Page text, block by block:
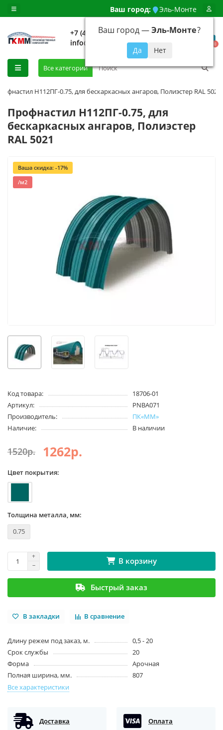
Ваш город: Эль-Монте
Ваш город —Эль-Монте?
+7 (499) 648-92-94
info@evroshtaketnikmoskva.ru
0
Все категории
H112ПГ-0.75, для бескаркасных ангаров, Полиэстер RAL 5021
Профнастил H112ПГ-0.75, для
бескаркасных ангаров, Полиэстер
RAL 5021
Ваша скидка: -17%
/м2
Код товара:
18706-01
Артикул:
PNBA071
Производитель:
ПК«ММ»
Наличие:
В наличии
1520р. 1262р.
Цвет покрытия:
Толщина металла, мм:
0.75
В корзину
Быстрый заказ
В закладки В сравнение
Длину режем под заказ, м.
0,5 - 20
Срок службы
20
Форма
Арочная
Полная ширина, мм.
807
Все характеристики
Доставка Оплата